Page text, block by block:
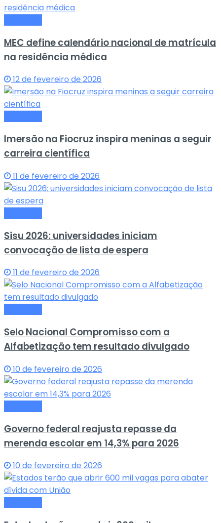
MEC define calendário nacional de matrícula
na residência médica
12 de fevereiro de 2026
Imersão na Fiocruz inspira meninas a seguir
carreira científica
11 de fevereiro de 2026
Sisu 2026: universidades iniciam
convocação de lista de espera
11 de fevereiro de 2026
Selo Nacional Compromisso com a
Alfabetização tem resultado divulgado
10 de fevereiro de 2026
Governo federal reajusta repasse da
merenda escolar em 14,3% para 2026
10 de fevereiro de 2026